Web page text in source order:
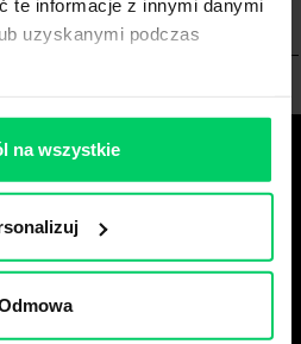
te informacje z innymi danymi
uzyskanymi podczas
na wszystkie